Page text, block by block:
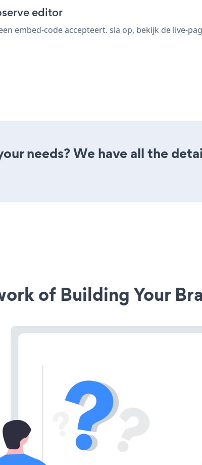
editor
embed-code accepteert. sla op, bekijk de live-
needs? We have all the
of Building Your